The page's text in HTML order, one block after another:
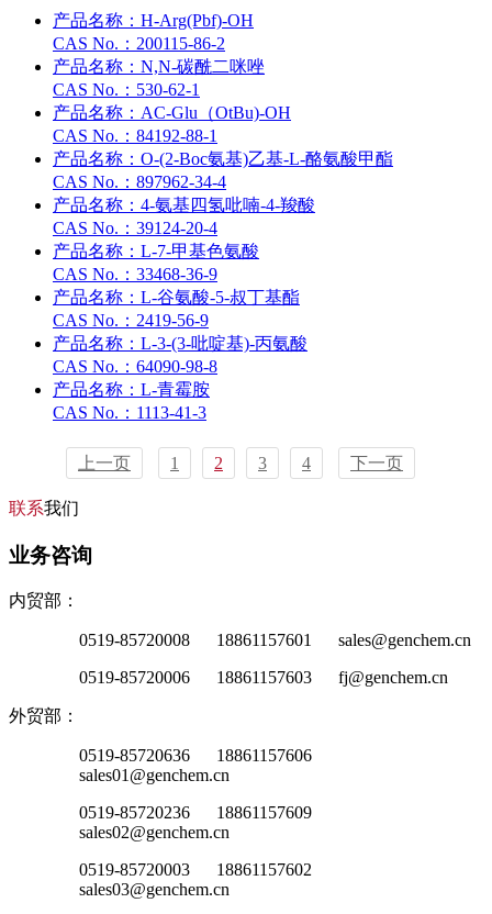
产品名称： H-Arg(Pbf)-OH
CAS No.： 200115-86-2
产品名称： N,N-碳酰二咪唑
CAS No.： 530-62-1
产品名称： AC-Glu（OtBu)-OH
CAS No.： 84192-88-1
产品名称： O-(2-Boc氨基)乙基-L-酪氨酸甲酯
CAS No.： 897962-34-4
产品名称： 4-氨基四氢吡喃-4-羧酸
CAS No.： 39124-20-4
产品名称： L-7-甲基色氨酸
CAS No.： 33468-36-9
产品名称： L-谷氨酸-5-叔丁基酯
CAS No.： 2419-56-9
产品名称： L-3-(3-吡啶基)-丙氨酸
CAS No.： 64090-98-8
产品名称： L-青霉胺
CAS No.： 1113-41-3
上一页 1 2 3 4 下一页
联系我们
业务咨询
内贸部：
0519-85720008 18861157601 sales@genchem.cn
0519-85720006 18861157603 fj@genchem.cn
外贸部：
0519-85720636 18861157606
sales01@genchem.cn
0519-85720236 18861157609
sales02@genchem.cn
0519-85720003 18861157602
sales03@genchem.cn